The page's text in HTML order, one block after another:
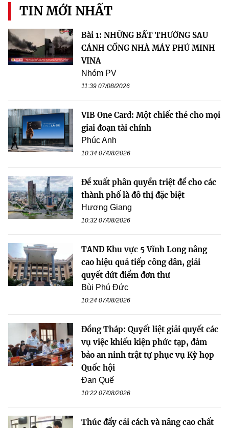
TIN MỚI NHẤT
Bài 1: NHỮNG BẤT THƯỜNG SAU
CÁNH CỔNG NHÀ MÁY PHÚ MINH
VINA
Nhóm PV
11:39 07/08/2026
VIB One Card: Một chiếc thẻ cho mọi
giai đoạn tài chính
Phúc Anh
10:34 07/08/2026
Đề xuất phân quyền triệt để cho các
thành phố là đô thị đặc biệt
Hương Giang
10:32 07/08/2026
TAND Khu vực 5 Vĩnh Long nâng
cao hiệu quả tiếp công dân, giải
quyết dứt điểm đơn thư
Bùi Phú Đức
10:24 07/08/2026
Đồng Tháp: Quyết liệt giải quyết các
vụ việc khiếu kiện phức tạp, đảm
bảo an ninh trật tự phục vụ Kỳ họp
Quốc hội
Đan Quế
10:22 07/08/2026
Thúc đẩy cải cách và nâng cao chất